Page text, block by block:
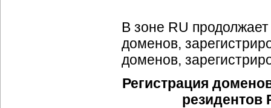
В зоне RU
доменов,
доменов,
Регистрация
резидентов